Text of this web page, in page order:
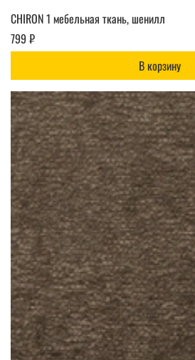
CHIRON 1 мебельная ткань, шенилл
799 ₽
В корзину